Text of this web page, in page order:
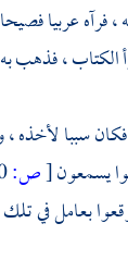
، فرآه عربيا
الكتاب ، فذهب
سببا لأخذه ،
يسمعون[ص:
بعامل في تلك